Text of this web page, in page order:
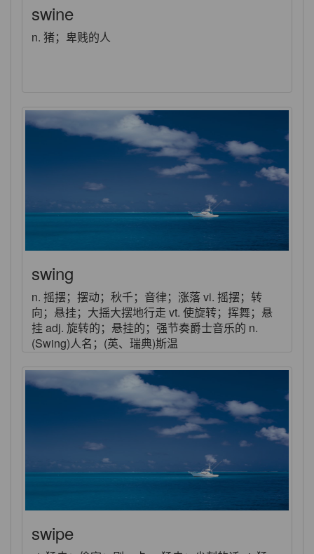
swine
n. 猪；卑贱的人
swing
n. 摇摆；摆动；秋千；音律；涨落 vi. 摇摆；转
向；悬挂；大摇大摆地行走 vt. 使旋转；挥舞；悬
挂 adj. 旋转的；悬挂的；强节奏爵士音乐的 n.
(Swing)人名；(英、瑞典)斯温
swipe